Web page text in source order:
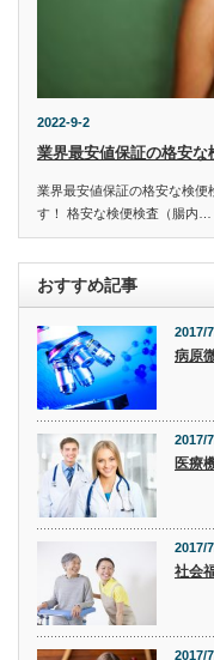
2022-9-2
業界最安値保証の格安な
業界最安値保証の格安な検便
す！ 格安な検便検査（腸内…
おすすめ記事
2017/
病原
2017/
医療
2017/
社会
2017/